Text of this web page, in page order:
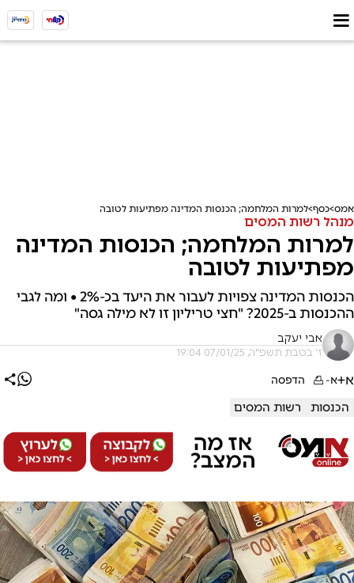
אמס כסף למרות המלחמה; הכנסות המדינה מפתיעות לטובה
מנהל רשות המסים
למרות המלחמה; הכנסות המדינה
מפתיעות לטובה
הכנסות המדינה צפויות לעבור את היעד בכ-2% • ומה לגבי
ההכנסות ב-2025? "חצי טריליון זו לא מילה גסה"
אבי יעקב
ז' בטבת תשפ"ה, 07/01/25 19:04
א+א- הדפסה
הכנסות רשות המסים